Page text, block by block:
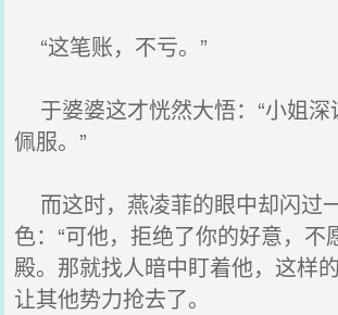
“这笔账，不亏。”
于婆婆这才恍然大悟：“小姐深
佩服。”
而这时，燕凌菲的眼中却闪过
色：“可他，拒绝了你的好意，不
殿。那就找人暗中盯着他，这样
让其他势力抢去了。